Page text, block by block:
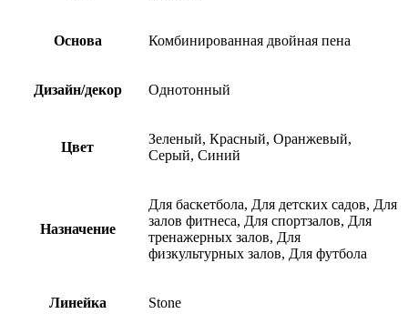
Основа Комбинированная двойная пена
Дизайн/декор Однотонный
Цвет
Зеленый, Красный, Оранжевый,
Серый, Синий
Назначение
Для баскетбола, Для детских садов, Для
залов фитнеса, Для спортзалов, Для
тренажерных залов, Для
физкультурных залов, Для футбола
Линейка Stone